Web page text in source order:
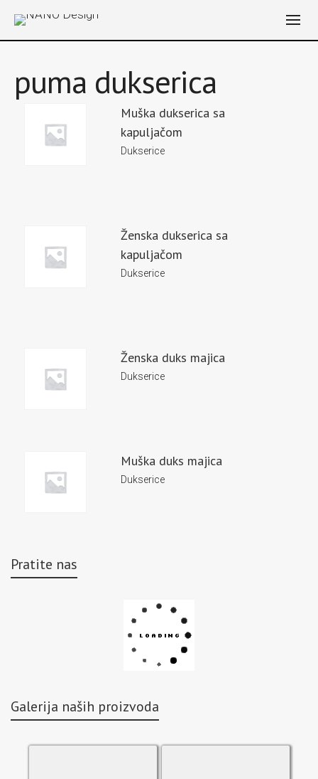
puma dukserica
Muška dukserica sa
kapuljačom
Dukserice
Ženska dukserica sa
kapuljačom
Dukserice
Ženska duks majica
Dukserice
Muška duks majica
Dukserice
Pratite nas
Galerija naših proizvoda